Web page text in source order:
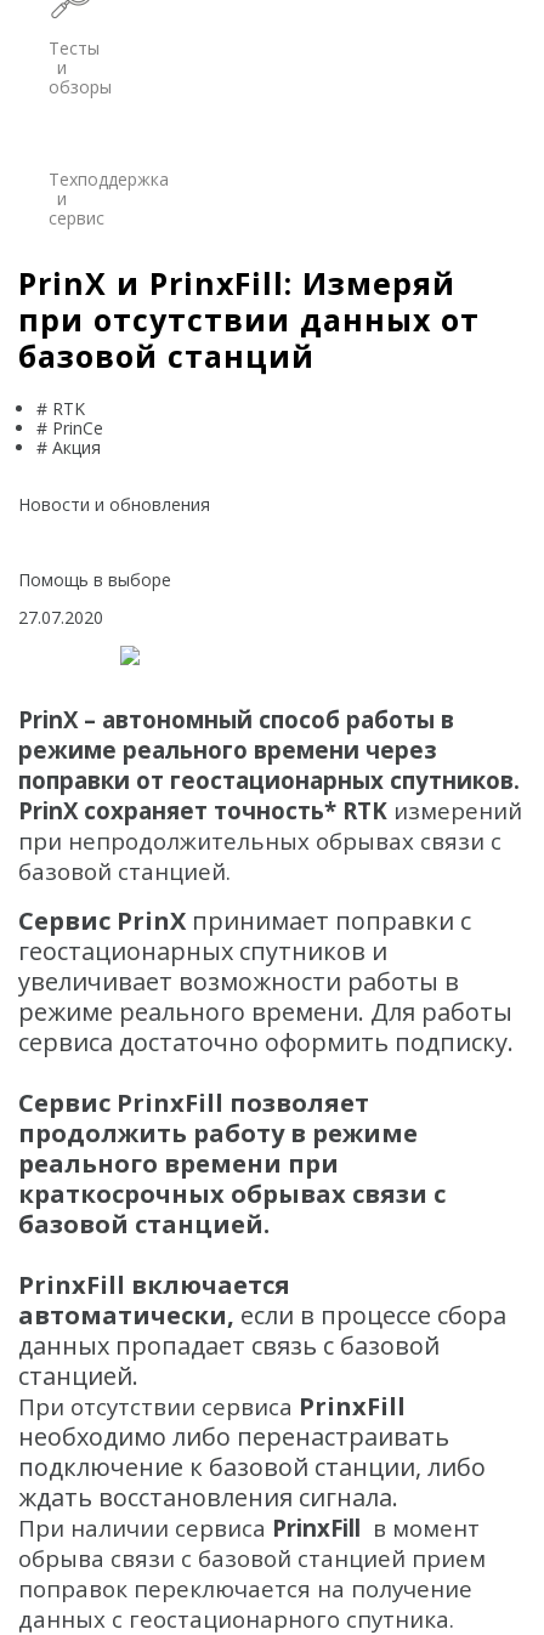
Credo
Trimble
Аксессуары
Агро
Системы на экскаваторы
Системы на грейдеры
Мониторинг
ГНСС-мониторинг
Интерферометрические радары
Аэрофотокамеры
InnoSpector
Гидрография
БПВА
ОЛЭ
ADCP
Датчик качества воды
Распродажа
Тесты
и
обзоры
Техподдержка
и
сервис
PrinX и PrinxFill: Измеряй
при отсутствии данных от
базовой станций
# RTK
# PrinCe
# Акция
Новости и обновления
Помощь в выборе
27.07.2020
PrinX – автономный способ работы в
режиме реального времени через
поправки от геостационарных спутников.
PrinX сохраняет точность* RTK измерений
при непродолжительных обрывах связи с
базовой станцией.
Сервис PrinX принимает поправки с
геостационарных спутников и
увеличивает возможности работы в
режиме реального времени. Для работы
сервиса достаточно оформить подписку.
Сервис PrinxFill позволяет
продолжить работу в режиме
реального времени при
краткосрочных обрывах связи с
базовой станцией.
PrinxFill включается
автоматически, если в процессе сбора
данных пропадает связь с базовой
станцией.
При отсутствии сервиса PrinxFill
необходимо либо перенастраивать
подключение к базовой станции, либо
ждать восстановления сигнала.
При наличии сервиса PrinxFill в момент
обрыва связи с базовой станцией прием
поправок переключается на получение
данных с геостационарного спутника.